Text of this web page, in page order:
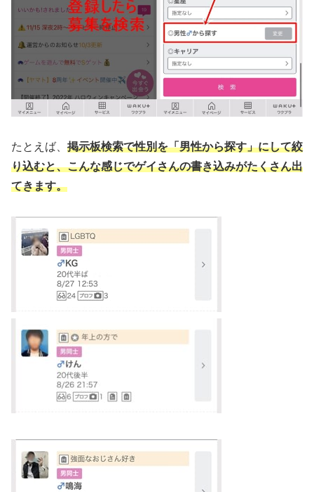
たとえば、 掲示板検索で性別を「男性から探す」にして絞
り込むと、こんな感じでゲイさんの書き込みがたくさん出
てきます。